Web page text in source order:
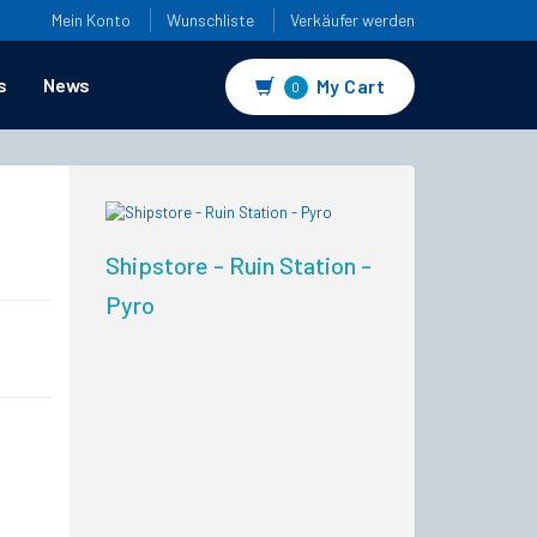
Mein Konto Wunschliste Verkäufer werden
News 0 My Cart
Shipstore - Ruin Station -
Pyro